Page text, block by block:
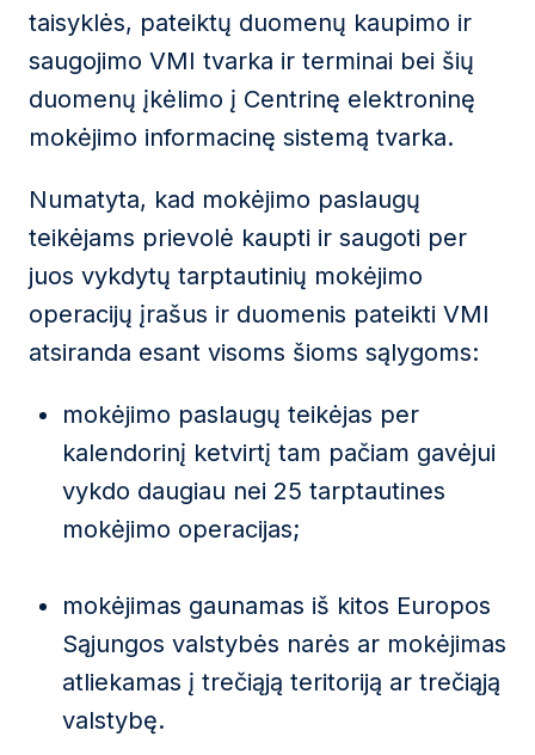
taisyklės, pateiktų duomenų kaupimo ir
saugojimo VMI tvarka ir terminai bei šių
duomenų įkėlimo į Centrinę elektroninę
mokėjimo informacinę sistemą tvarka.
Numatyta, kad mokėjimo paslaugų
teikėjams prievolė kaupti ir saugoti per
juos vykdytų tarptautinių mokėjimo
operacijų įrašus ir duomenis pateikti VMI
atsiranda esant visoms šioms sąlygoms:
mokėjimo paslaugų teikėjas per
kalendorinį ketvirtį tam pačiam gavėjui
vykdo daugiau nei 25 tarptautines
mokėjimo operacijas;
mokėjimas gaunamas iš kitos Europos
Sąjungos valstybės narės ar mokėjimas
atliekamas į trečiąją teritoriją ar trečiąją
valstybę.